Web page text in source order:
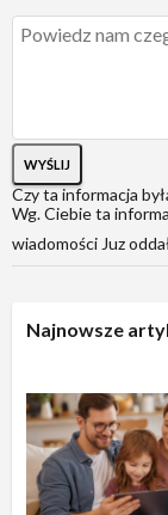
WYŚLIJ
Czy ta informacja
Wg. Ciebie ta
wiadomości Juz
Najnowsze